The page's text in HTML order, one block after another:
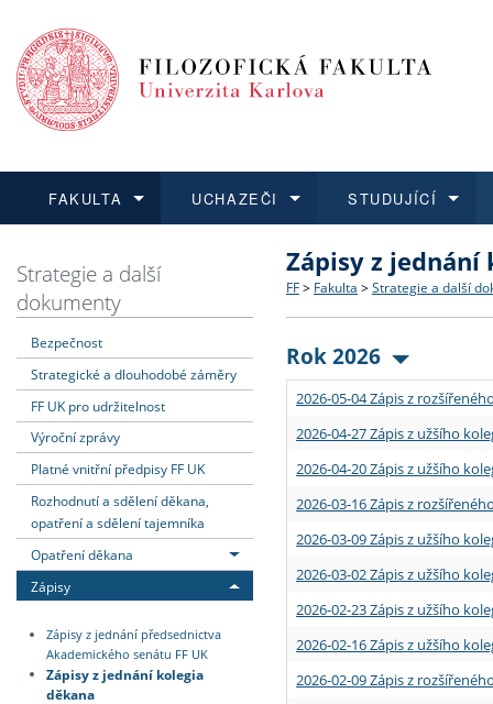
FAKULTA
Dozvědět se více
Struktura a historie
Strategie a další
Podpora a benefity pro
Absolventi fakulty
UCHAZEČI
Podat přihlášku
Co studovat a jak se
Učitelské studijní
Informace k průběhu
STUDUJÍCÍ
Dozvědět se více
Bakalářské a magisterské
Doktorské studium
Rigorózní řízení
Dozvědět se více
O vědě a výzkumu na FF
Akademické kvalifikace
Granty a projekty
Dozvědět se více
Aktuální nabídky a
Vyjíždějící studenti
Přijíždějící studenti
Vyjíždějící zaměstnanci
Strategie a další
dokumenty
Bezpečnost
Strategické a dlouhodobé záměry
FF UK pro udržitelnost
Výroční zprávy
Platné vnitřní předpisy FF UK
Rozhodnutí a sdělení děkana,
opatření a sdělení tajemníka
Opatření děkana
Zápisy
Zápisy z jednání předsednictva
Akademického senátu FF UK
Zápisy z jednání kolegia
děkana
Zápisy z jednání
FF > Fakulta > Strategie a další
Rok 2026
2026-05-04 Zápis z
2026-04-27 Zápis z užšího
2026-04-20 Zápis z užšího
2026-03-16 Zápis z
2026-03-09 Zápis z užšího
2026-03-02 Zápis z užšího
2026-02-23 Zápis z užšího
2026-02-16 Zápis z užšího
2026-02-09 Zápis z